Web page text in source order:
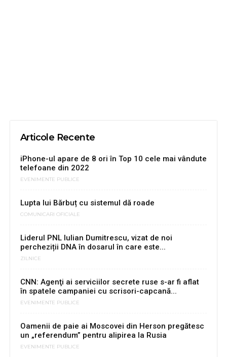
Articole Recente
iPhone-ul apare de 8 ori în Top 10 cele mai vândute
telefoane din 2022
EVENIMENTE PUBLICE
Lupta lui Bărbuț cu sistemul dă roade
COMUNICARI OFICIALE
Liderul PNL Iulian Dumitrescu, vizat de noi
percheziții DNA în dosarul în care este...
ZILNICE
CNN: Agenţi ai serviciilor secrete ruse s-ar fi aflat
în spatele campaniei cu scrisori-capcană...
EVENIMENTE PUBLICE
Oamenii de paie ai Moscovei din Herson pregătesc
un „referendum” pentru alipirea la Rusia
EVENIMENTE PUBLICE